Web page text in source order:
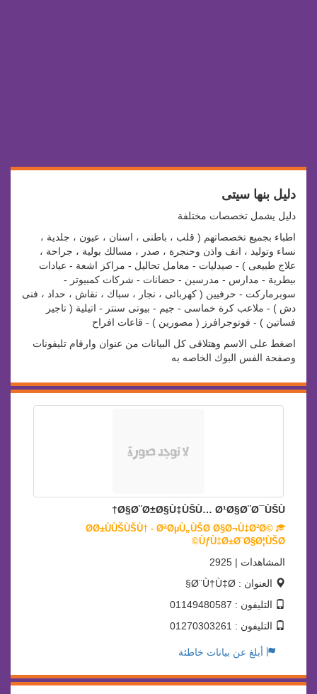
دليل بنها سيتى
دليل يشمل تخصصات مختلفة
اطباء بجميع تخصصاتهم ( قلب ، باطنى ، اسنان ، عيون ، جلدية ،
نساء وتوليد ، انف واذن وحنجرة ، صدر ، مسالك بولية ، جراحة ،
علاج طبيعى ) - صيدليات - معامل تحاليل - مراكز اشعة - عيادات
بيطرية - مدارس - مدرسين - حضانات - شركات كمبيوتر -
سوبرماركت - حرفيين ( كهربائى ، نجار ، سباك ، نقاش ، حداد ، فنى
دش ) - ملاعب كرة خماسى - جيم - بيوتى سنتر - اتيلية ( تاجير
فساتين ) - فوتوجرافرز ( مصورين ) - قاعات افراح
اضغط على الاسم وهتلاقى كل البيانات من عنوان وارقام تليفونات
وصفحة الفس البوك الخاصه به
Ø§Ø¨Ø±Ø§Ù‡ÙŠÙ… Ø¹Ø§Ø¨Ø¯ÙŠÙ†
Ø­Ø±ÙÙŠÙŠÙ† - ØªØµÙ„ÙŠØ­ Ø§Ø¬Ù‡Ø²Ø©
ÙƒÙ‡Ø±Ø¨Ø§Ø¦ÙŠØ©
المشاهدات | 2925
العنوان : Ø¨Ù†Ù‡Ø§
التليفون : 01149480587
التليفون : 01270303261
أبلغ عن بيانات خاطئة